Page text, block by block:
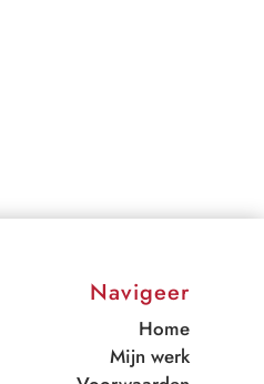
Navigeer
Home
Mijn werk